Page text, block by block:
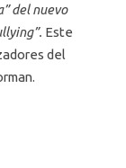
del nuevo
Este
del